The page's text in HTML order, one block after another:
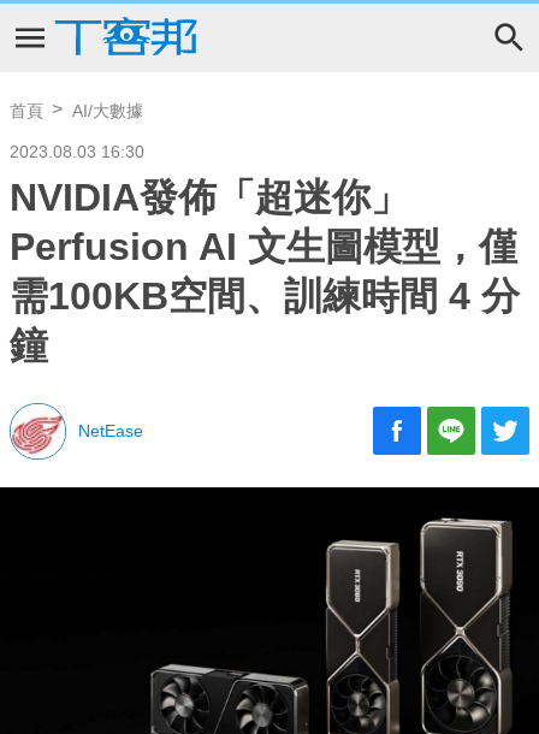
首頁 AI/大數據
2023.08.03 16:30
NVIDIA發佈「超迷你」
Perfusion AI 文生圖模型，僅
需100KB空間、訓練時間 4 分
鐘
NetEase